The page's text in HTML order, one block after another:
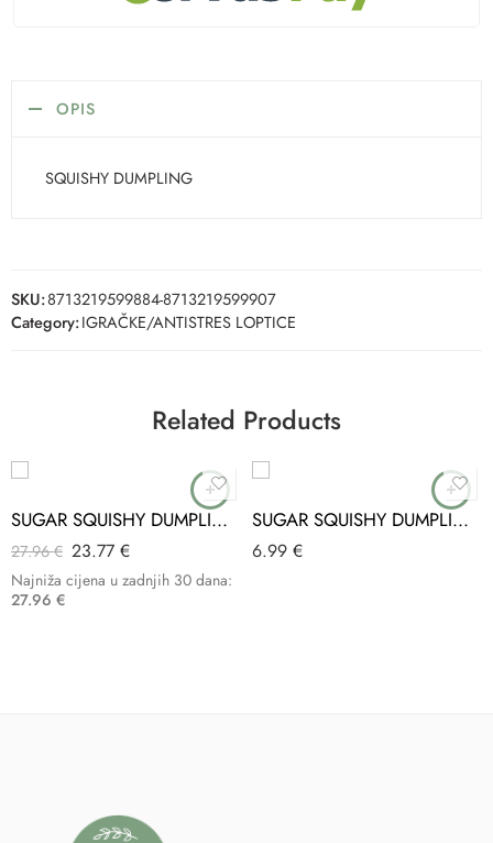
OPIS
SQUISHY DUMPLING
SKU:8713219599884-8713219599907
Category:IGRAČKE/ANTISTRES LOPTICE
Related Products
SUGAR SQUISHY DUMPLING BUNDLE 4 KOMADA
27.96€ 23.77 €
Najniža cijena u zadnjih 30 dana:
27.96 €
SUGAR SQUISHY DUMPLING SORT
6.99 €